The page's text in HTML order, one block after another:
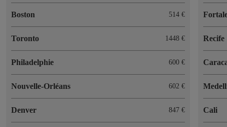
Boston 514 €
Toronto 1448 €
Philadelphie 600 €
Nouvelle-Orléans 602 €
Denver 847 €
Recife
Cali